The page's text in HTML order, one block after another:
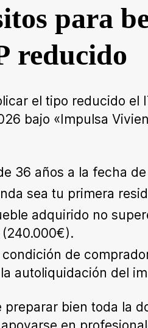
para
reducido
el tipo reducido el
bajo «Impulsa
36 años a la fecha
sea tu primera
adquirido no
de
autoliquidación del
preparar bien toda la